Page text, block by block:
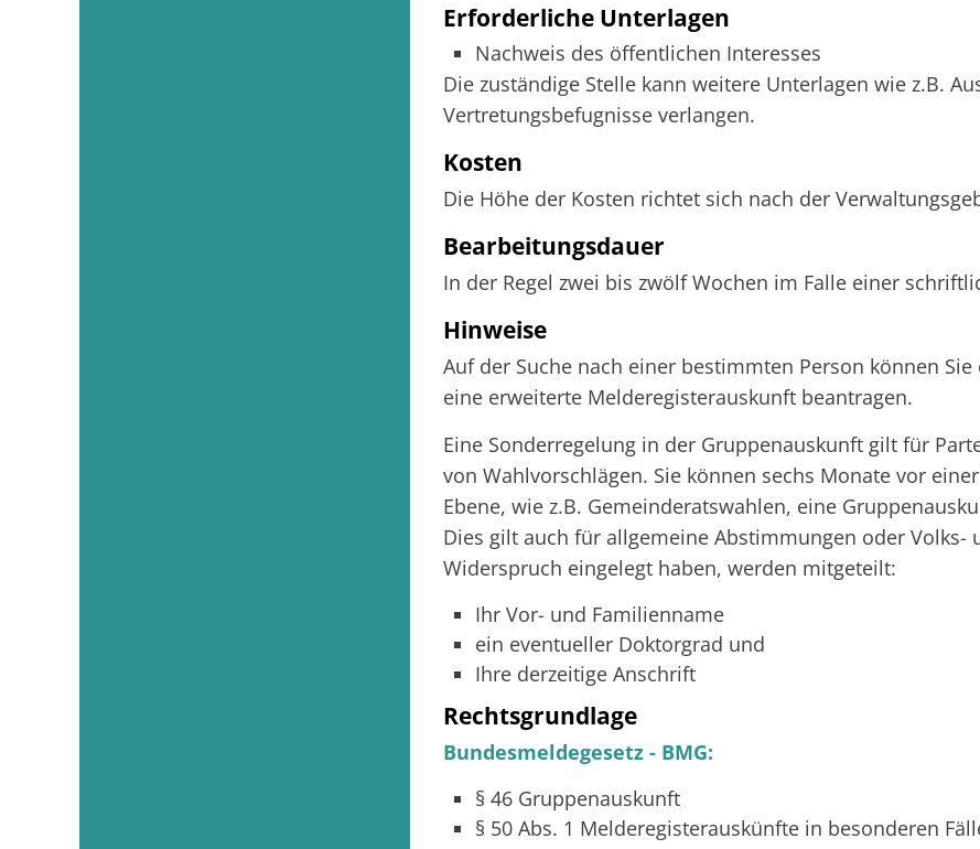
Erforderliche Unterlagen
Nachweis des öffentlichen Interesses
Die zuständige Stelle kann weitere Unterlagen wie z.B.
Vertretungsbefugnisse verlangen.
Kosten
Die Höhe der Kosten richtet sich nach der
Bearbeitungsdauer
In der Regel zwei bis zwölf Wochen im Falle einer
Hinweise
Auf der Suche nach einer bestimmten Person können
eine erweiterte Melderegisterauskunft beantragen.
Eine Sonderregelung in der Gruppenauskunft gilt für
von Wahlvorschlägen. Sie können sechs Monate vor
Ebene, wie z.B. Gemeinderatswahlen, eine
Dies gilt auch für allgemeine Abstimmungen oder Volks-
Widerspruch eingelegt haben, werden mitgeteilt:
Ihr Vor- und Familienname
ein eventueller Doktorgrad und
Ihre derzeitige Anschrift
Rechtsgrundlage
Bundesmeldegesetz - BMG:
§ 46 Gruppenauskunft
§ 50 Abs. 1 Melderegisterauskünfte in besonderen